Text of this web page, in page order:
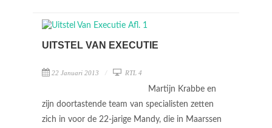
UITSTEL VAN EXECUTIE
22 Januari 2013 RTL 4
Martijn Krabbe en
zijn doortastende team van specialisten zetten
zich in voor de 22-jarige Mandy, die in Maarssen